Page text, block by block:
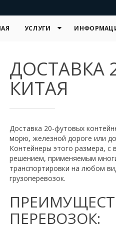
УСЛУГИ
ДОСТАВКА
КИТАЯ
Доставка 20-футовых
морю, железной дороге или
Контейнеры этого размера,
решением, применяемым
транспортировки на любом
грузоперевозок.
ПЕРЕВОЗОК: